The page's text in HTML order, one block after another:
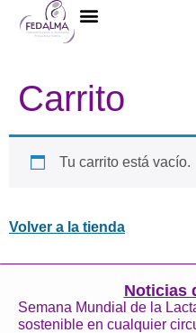
Carrito
Tu carrito está vacío.
Volver a la tienda
Noticias
Semana Mundial de la
sostenible en cualquier